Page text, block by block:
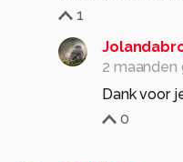
1
2 maanden
Dank voor
0